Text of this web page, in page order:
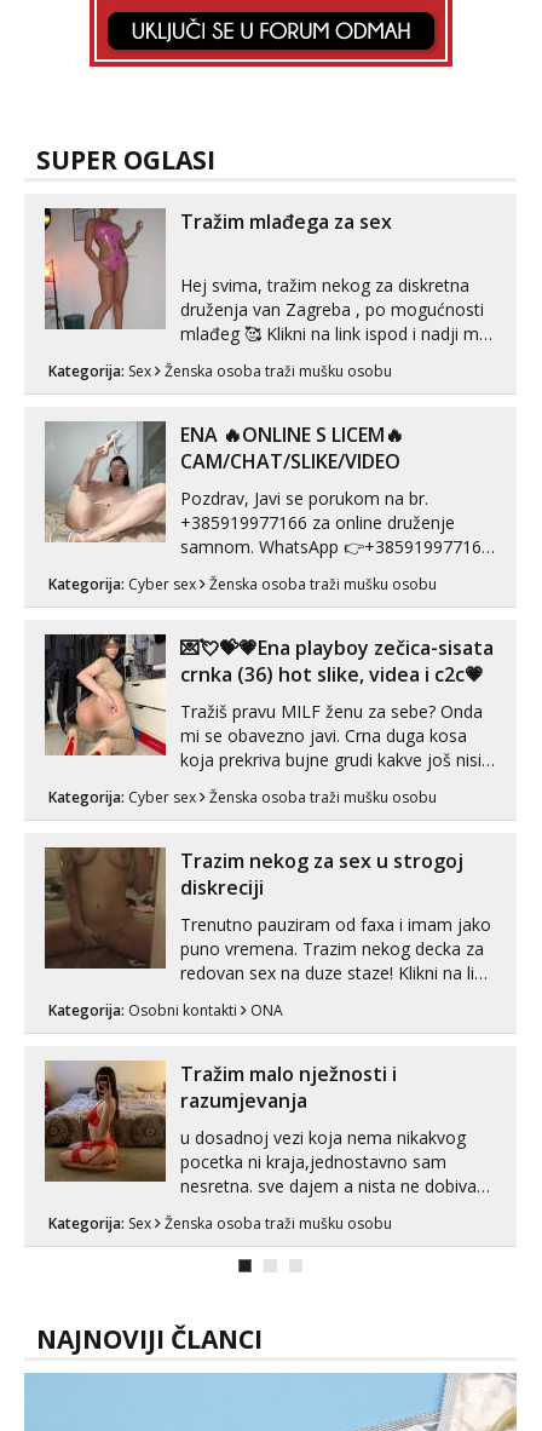
SUPER OGLASI
Tražim mlađega za sex
Hej svima, tražim nekog za diskretna
druženja van Zagreba , po mogućnosti
mlađeg 🥰 Klikni na link ispod i nadji me
Kategorija: Sex Ženska osoba traži mušku osobu
ENA 🔥ONLINE S LICEM🔥
CAM/CHAT/SLIKE/VIDEO
Pozdrav, Javi se porukom na br.
+385919977166 za online druženje
samnom. WhatsApp 👉+385919977166
Telegram 👉@enafriedrichkis Radim
videopozive s licem, solo i s partnerom,
kombinacije halteri, haljine, štikle,
samostojeće itd. Nudim svakakva videa
seksa, puš...
Kategorija: Cyber sex Ženska osoba traži mušku osobu
💌💘💝💗Ena playboy zečica-sisata
crnka (36) hot slike, videa i c2c💗
Tražiš pravu MILF ženu za sebe? Onda
mi se obavezno javi. Crna duga kosa
koja prekriva bujne grudi kakve još nisi
vidio, čista ŠESTICA! A usne? O usnama
bolje da ni ne pričam. Prave pune usne
vjeruj mi, takve još nisi vidio. Uvijek sam
spremna za ONLOINE zabavu...
Kategorija: Cyber sex Ženska osoba traži mušku osobu
Trazim nekog za sex u strogoj
diskreciji
Trenutno pauziram od faxa i imam jako
puno vremena. Trazim nekog decka za
redovan sex na duze staze! Klikni na link
Kategorija: Osobni kontakti ONA
Tražim malo nježnosti i
razumjevanja
u dosadnoj vezi koja nema nikakvog
pocetka ni kraja,jednostavno sam
nesretna. sve dajem a nista ne dobivam
zadovoljiti moje potrebe,ne trazim puno
samo malo njeznosti i razumjevanja.
muskar...
Kategorija: Sex Ženska osoba traži mušku osobu
NAJNOVIJI ČLANCI